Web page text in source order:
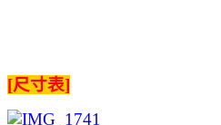
[尺寸表]